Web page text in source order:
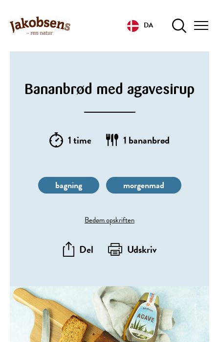
DA
Bananbrød med agavesirup
1 time 1 bananbrød
bagning morgenmad
Bedøm opskriften
Del Udskriv